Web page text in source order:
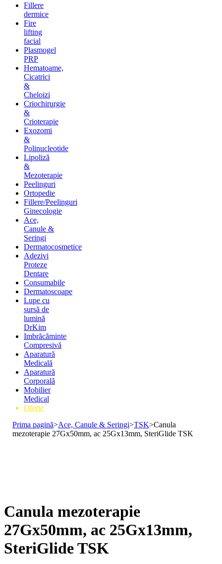
Fillere
dermice
Fire
lifting
facial
Plasmogel
PRP
Hematoame,
Cicatrici
&
Cheloizi
Criochirurgie
&
Crioterapie
Exozomi
&
Polinucleotide
Lipoliză
&
Mezoterapie
Peelinguri
Ortopedie
Fillere/Peelinguri
Ginecologie
Ace,
Canule &
Seringi
Dermatocosmetice
Adezivi
Proteze
Dentare
Consumabile
Dermatoscoape
Lupe cu
sursă de
lumină
DrKim
Imbrăcăminte
Compresivă
Aparatură
Medicală
Aparatură
Corporală
Mobilier
Medical
Oferte
Prima pagină>Ace, Canule & Seringi>TSK>Canula
mezoterapie 27Gx50mm, ac 25Gx13mm, SteriGlide TSK
Canula mezoterapie
27Gx50mm, ac 25Gx13mm,
SteriGlide TSK